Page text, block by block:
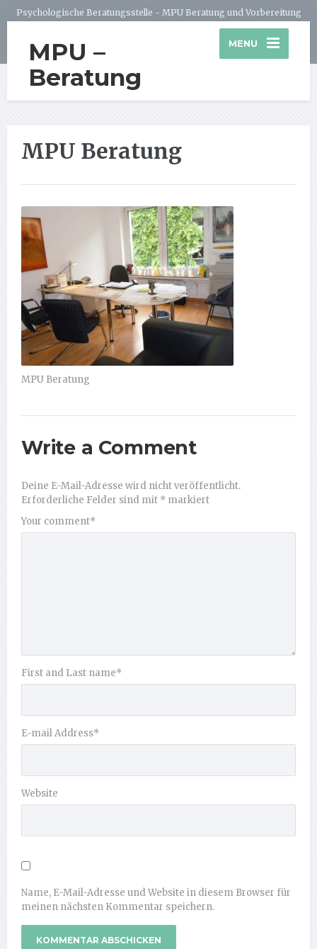
Psychologische Beratungsstelle - MPU Beratung und Vorbereitung
MPU –
Beratung
MENU
MPU Beratung
MPU Beratung
Write a Comment
Deine E-Mail-Adresse wird nicht veröffentlicht.
Erforderliche Felder sind mit * markiert
Your comment*
First and Last name*
E-mail Address*
Website
Name, E-Mail-Adresse und Website in diesem Browser für
meinen nächsten Kommentar speichern.